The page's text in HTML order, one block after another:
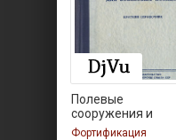
Полевые
сооружения и
заграждения для
Фортификация